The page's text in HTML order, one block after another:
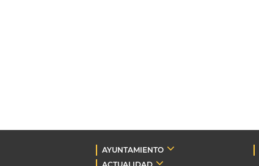
AYUNTAMIENTO
ACTUALIDAD